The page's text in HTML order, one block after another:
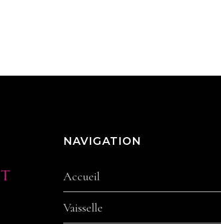
NAVIGATION
Accueil
Vaisselle